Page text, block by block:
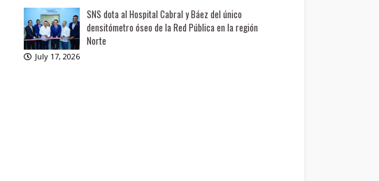
SNS dota al Hospital Cabral y Báez del único
densitómetro óseo de la Red Pública en la región
Norte
July 17, 2026